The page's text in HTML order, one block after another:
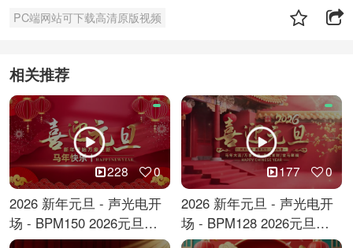
PC端网站可下载高清原版视频
相关推荐
228 0
2026 新年元旦 - 声光电开
场 - BPM150 2026元旦跨
年倒计时
177 0
2026 新年元旦 - 声光电开
场 - BPM128 2026元旦马
年